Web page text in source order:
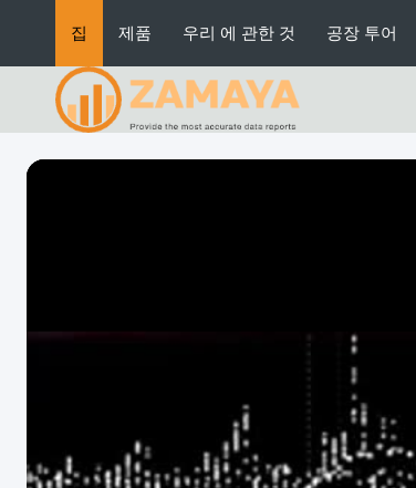
집 제품 우리 에 관한 것 공장 투어